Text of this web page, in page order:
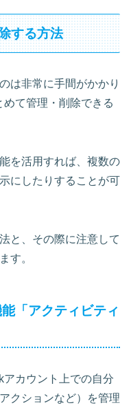
する方法
は非常に手間がかかり
て管理・削除できる
を活用すれば、複数の
にしたりすることが可
と、その際に注意して
す。
「アクティビティ
アカウント上での自分
クションなど）を管理